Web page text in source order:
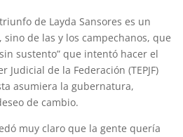
de Layda Sansores es un
de las y los campechanos, que
sustento” que intentó hacer el
de la Federación (TEPJF)
asumiera la gubernatura,
de cambio.
muy claro que la gente quería